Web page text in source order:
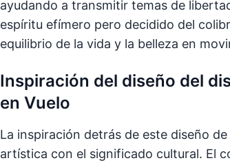
ayudando a transmitir temas de
espíritu efímero pero decidido del
equilibrio de la vida y la belleza en
Inspiración del diseño del
en Vuelo
La inspiración detrás de este diseño
artística con el significado cultural. El